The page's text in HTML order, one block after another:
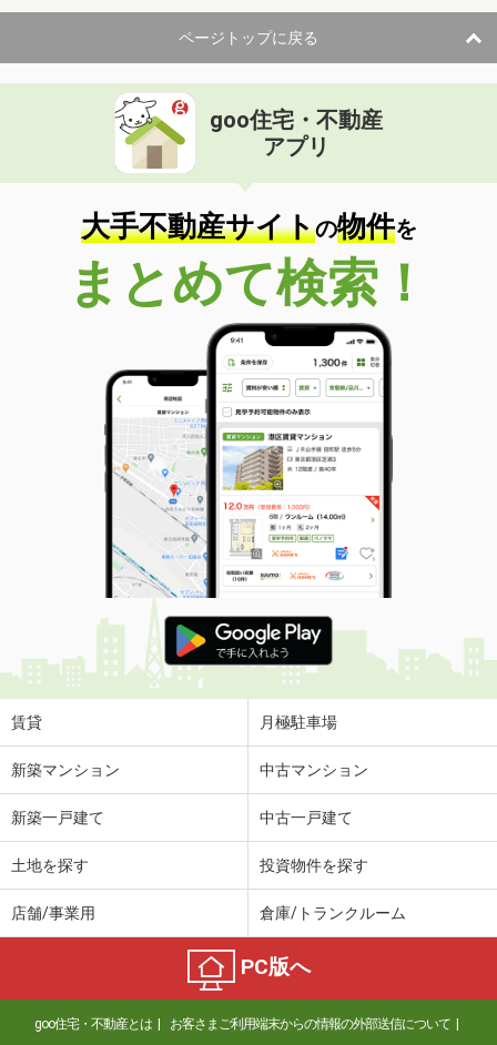
ページトップに戻る
goo住宅・不動産
アプリ
大手不動産サイトの物件を
まとめて検索！
賃貸 月極駐車場
新築マンション 中古マンション
新築一戸建て 中古一戸建て
土地を探す 投資物件を探す
店舗/事業用 倉庫/トランクルーム
PC版へ
goo住宅・不動産とは お客さまご利用端末からの情報の外部送信について